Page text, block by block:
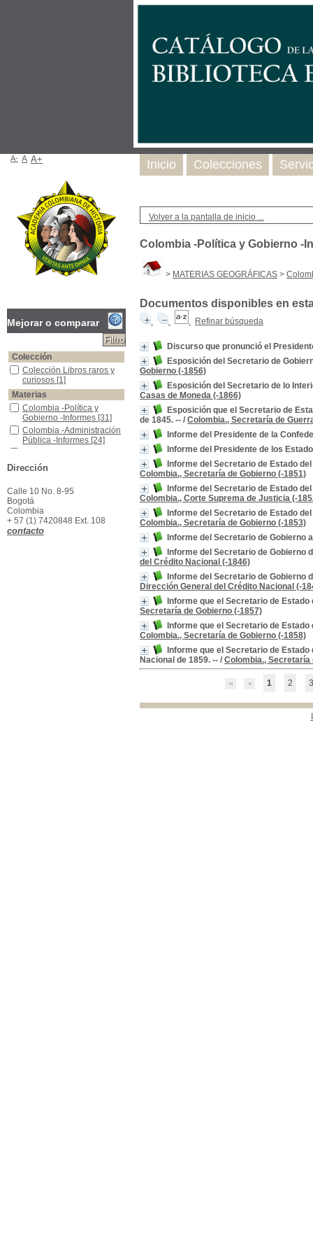
Volver a la pantalla de inicio ...
Colombia -Política y Gobierno -
> MATERIAS GEOGRÁFICAS >
Documentos disponibles en
Refinar búsqueda
Discurso que pronunció el
Esposición del Secretario de
Gobierno (-1856)
Esposición del Secretario de lo
Casas de Moneda (-1866)
Esposición que el Secretario de
de 1845. -- / Colombia., Secretaría de
Informe del Presidente de la
Informe del Presidente de los
Informe del Secretario de Estado
Colombia., Secretaría de Gobierno (-1851)
Informe del Secretario de Estado
Colombia., Corte Suprema de Justicia (-
Informe del Secretario de Estado
Colombia., Secretaría de Gobierno (-1853)
Informe del Secretario de Gobierno
Informe del Secretario de Gobierno
del Crédito Nacional (-1846)
Informe del Secretario de Gobierno
Dirección General del Crédito Nacional (-
Informe que el Secretario de
Secretaría de Gobierno (-1857)
Informe que el Secretario de
Colombia., Secretaría de Gobierno (-1858)
Informe que el Secretario de
Nacional de 1859. -- / Colombia., Secretaría
1 2 3
Inicio Colecciones
A- A A+
Mejorar o comparar
Colección
Colección Libros raros y curiosos
Colección Libros raros y
curiosos [1]
Materias
Colombia -Política y Gobierno -Informes
Colombia -Política y
Gobierno -Informes [31]
Colombia -Administración Pública -Informes
Colombia -Administración
Pública -Informes [24]
Mensajes Presidenciales -Colombia
Colombia
Memorias -Colombia -Secretaría de Gobierno
[10]
Colombia -Relaciones Exteriores -Informes
Colombia -Relaciones
Exteriores -Informes[5]
Memorias -Colombia -Secretaría de lo Interior y Relaciones Exteriores
Memorias -Colombia -
Administración Militar -Colombia -Informes
Memorias -Colombia -Secretaría de Gobierno y Guerra
Colombia -Administración Públic -Informes
Dirección
Calle 10 No. 8-95
Bogotá
Colombia
+ 57 (1) 7420848 Ext. 108
contacto